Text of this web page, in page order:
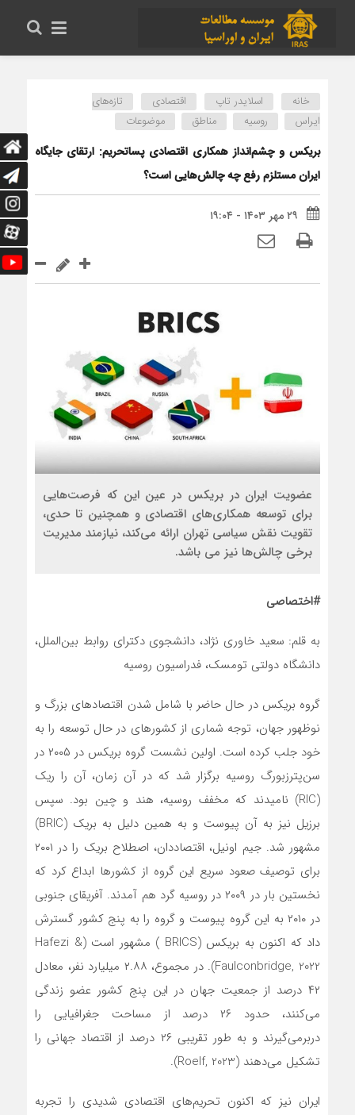
خانه اسلایدر تاپ اقتصادی
تازه‌های
ایراس
روسیه مناطق موضوعات
بریکس و چشم‌انداز همکاری اقتصادی پساتحریم: ارتقای جایگاه
ایران مستلزم رفع چه چالش‌هایی است؟
۲۹ مهر ۱۴۰۳ - ۱۹:۰۴
عضویت ایران در بریکس در عین این که فرصت‌هایی
برای توسعه همکاری‌های اقتصادی و همچنین تا حدی،
تقویت نقش سیاسی تهران ارائه می‌کند، نیازمند مدیریت
برخی چالش‌ها نیز می باشد.
#اختصاصی
به قلم: سعید خاوری نژاد، دانشجوی دکترای روابط بین‌الملل،
دانشگاه دولتی تومسک، فدراسیون روسیه
گروه بریکس در حال حاضر با شامل شدن اقتصادهای بزرگ و
نوظهور جهان، توجه شماری از کشورهای در حال توسعه را به
خود جلب کرده است. اولین نشست گروه بریکس در ۲۰۰۵ در
سن‌پترزبورگ روسیه برگزار شد که در آن زمان، آن را ریک
(RIC) نامیدند که مخفف روسیه، هند و چین بود. سپس
برزیل نیز به آن پیوست و به همین دلیل به بریک (BRIC)
مشهور شد. جیم اونیل، اقتصاددان، اصطلاح بریک را در ۲۰۰۱
برای توصیف صعود سریع این گروه از کشورها ابداع کرد که
نخستین بار در ۲۰۰۹ در روسیه گرد هم آمدند. آفریقای جنوبی
در ۲۰۱۰ به این گروه پیوست و گروه را به پنج کشور گسترش
داد که اکنون به بریکس (BRICS ) مشهور است (Hafezi &
Faulconbridge, 2022). در مجموع، ۲.۸۸ میلیارد نفر، معادل
۴۲ درصد از جمعیت جهان در این پنج کشور عضو زندگی
می‌کنند، حدود ۲۶ درصد از مساحت جغرافیایی را
دربرمی‌گیرند و به طور تقریبی ۲۶ درصد از اقتصاد جهانی را
تشکیل می‌دهند (Roelf, 2023).
ایران نیز که اکنون تحریم‌های اقتصادی شدیدی را تجربه